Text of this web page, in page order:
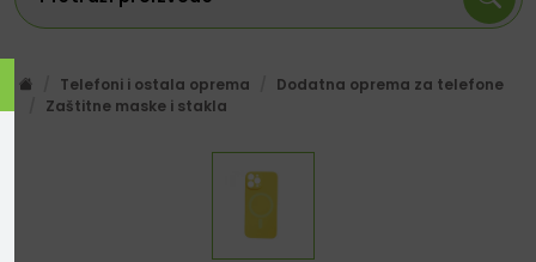
Telefoni i ostala oprema
Dodatna oprema za telefone
Zaštitne maske i stakla